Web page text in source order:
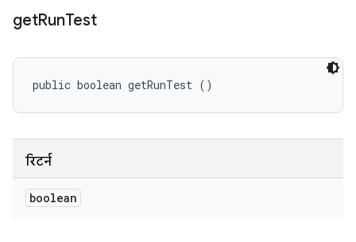
getRunTest
public boolean getRunTest ()
रिटर्न
boolean